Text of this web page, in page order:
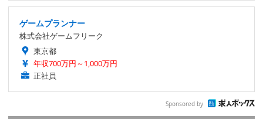
ゲームプランナー
株式会社ゲームフリーク
東京都
年収700万円～1,000万円
正社員
Sponsored by